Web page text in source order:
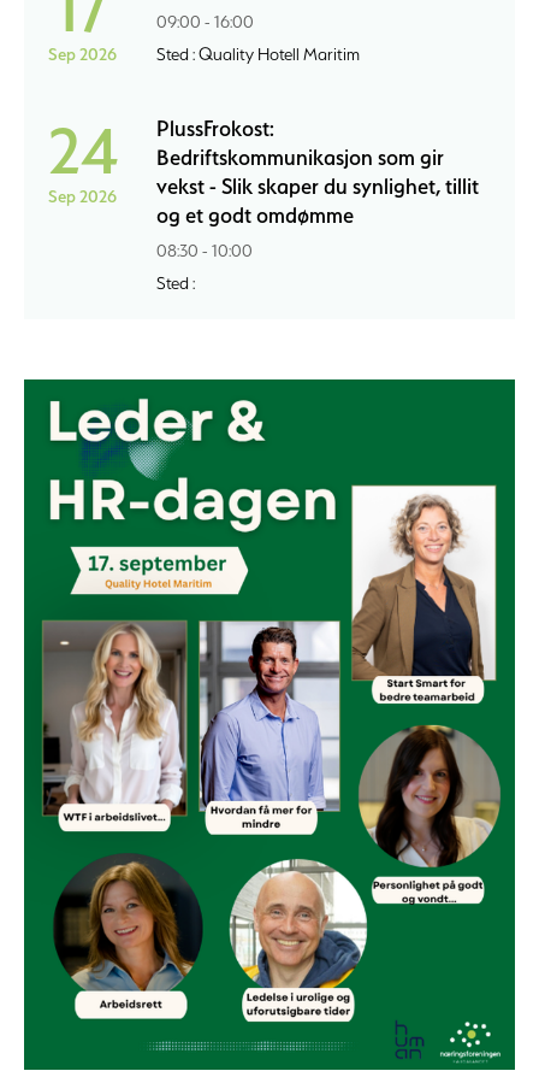
Sep 2026
09:00 - 16:00
Sted : Quality Hotell Maritim
24
Sep 2026
PlussFrokost:
Bedriftskommunikasjon som gir
vekst - Slik skaper du synlighet, tillit
og et godt omdømme
08:30 - 10:00
Sted :